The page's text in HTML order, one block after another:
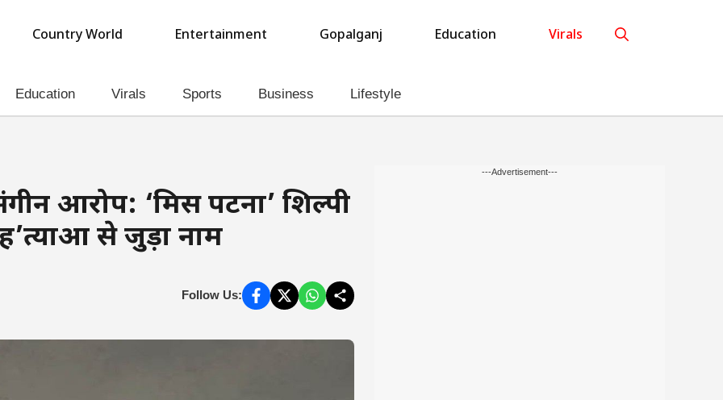
Country World Entertainment Gopalganj Education Virals
Education Virals Sports Business Lifestyle
आरोप: ‘मिस पटना’ शिल्पी
से जुड़ा नाम
Follow Us:
---Advertisement---